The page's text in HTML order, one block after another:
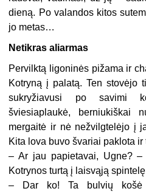
dieną. Po valandos kitos
jo metas…
Netikras aliarmas
Pervilktą ligoninės pižama ir
Kotryną į palatą. Ten stovėjo
sukryžiavusi po savimi
šviesiaplaukė, berniukiškai
mergaitė ir nė nežvilgtelėjo į
Kita lova buvo švariai paklota ir
– Ar jau papietavai, Ugne? –
Kotrynos turtą į laisvąją
– Dar ko! Ta bulvių košė